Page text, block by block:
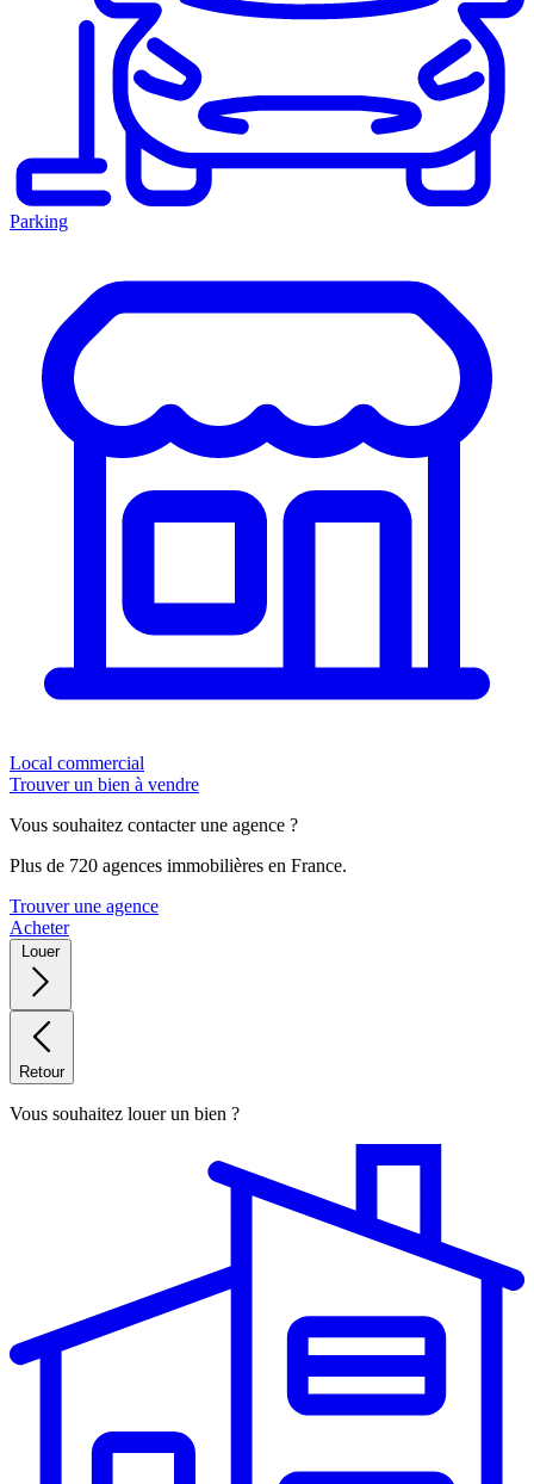
Parking
Local commercial
Trouver un bien à vendre
Vous souhaitez contacter une agence ?
Plus de 720 agences immobilières en France.
Trouver une agence
Acheter
Louer
Retour
Vous souhaitez louer un bien ?